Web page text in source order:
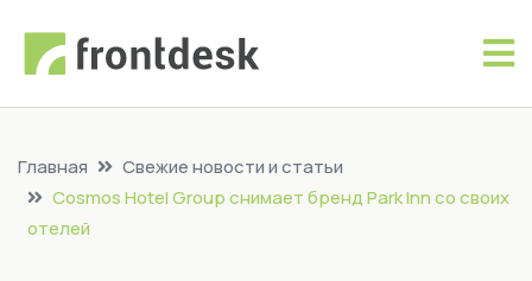
Главная
Свежие новости и статьи
Cosmos Hotel Group снимает бренд Park Inn со своих
отелей